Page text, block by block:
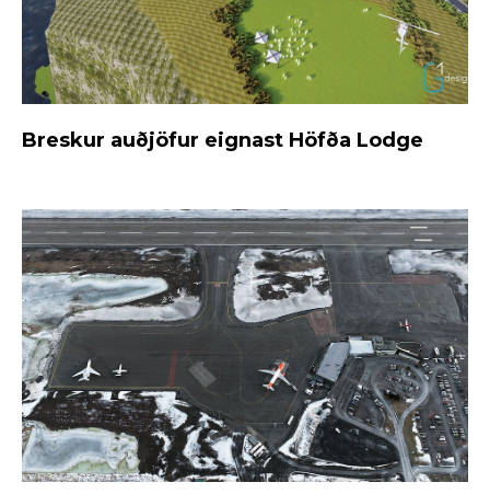
Breskur auðjöfur eignast Höfða Lodge